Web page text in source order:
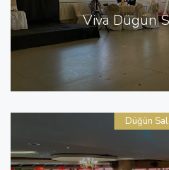
Viva Dügün
Düğün